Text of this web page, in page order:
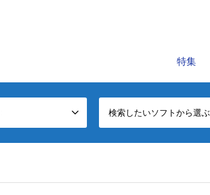
特集
検索したいソフトから選ぶ